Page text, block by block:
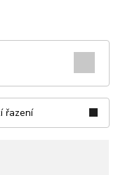
řazení